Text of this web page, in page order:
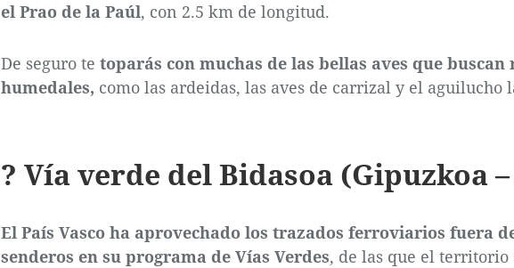
el Prao de la Paúl, con 2.5 km de longitud.
De seguro te toparás con muchas de las bellas aves que buscan
humedales, como las ardeidas, las aves de carrizal y el aguilucho
? Vía verde del Bidasoa (Gipuzkoa
El País Vasco ha aprovechado los trazados ferroviarios fuera
senderos en su programa de Vías Verdes, de las que el territorio